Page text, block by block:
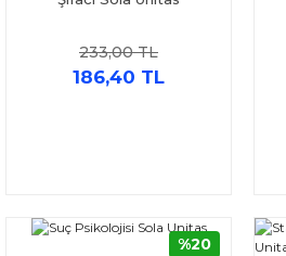
233,00 TL
186,40 TL
%20